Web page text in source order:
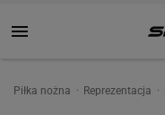
Piłka nożna Reprezentacja